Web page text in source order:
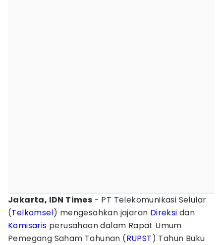
Jakarta, IDN Times - PT Telekomunikasi Selular
(Telkomsel) mengesahkan jajaran Direksi dan
Komisaris perusahaan dalam Rapat Umum
Pemegang Saham Tahunan (RUPST) Tahun Buku